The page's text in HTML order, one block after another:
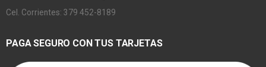
Cel. Corrientes: 379 452-8189
PAGA SEGURO CON TUS TARJETAS